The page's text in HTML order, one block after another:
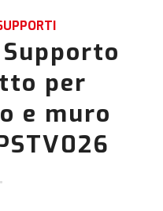
Supporto
per
e muro